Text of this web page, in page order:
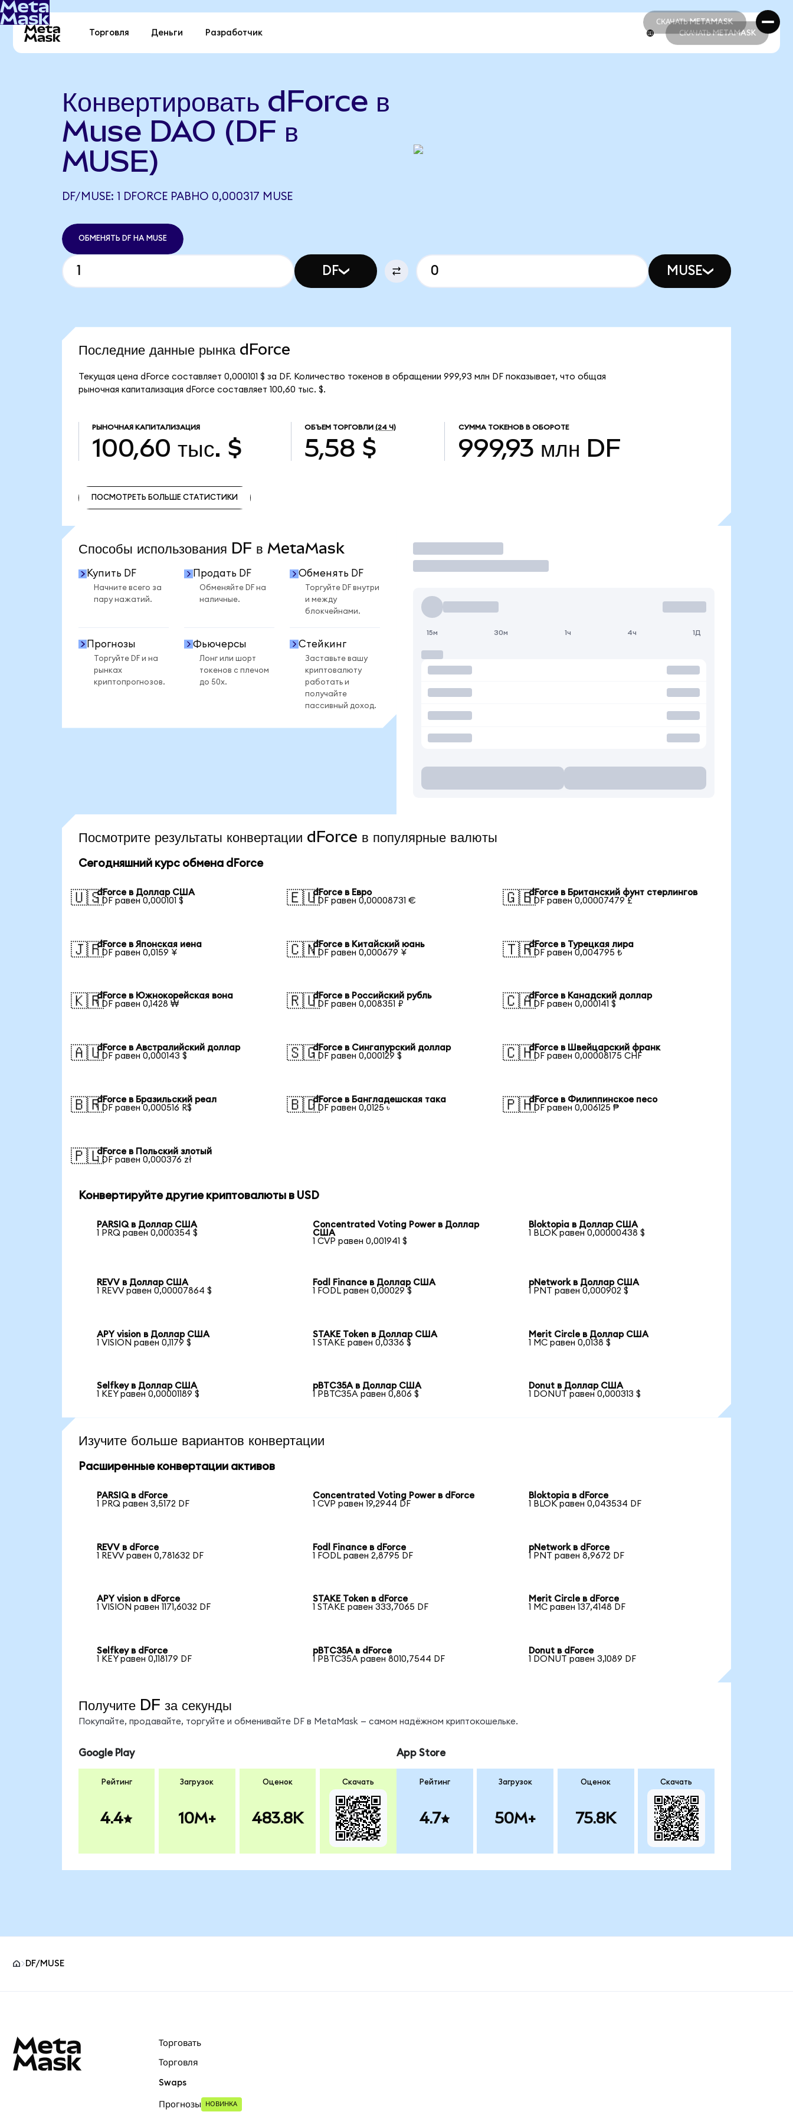
СКАЧАТЬ METAMASK
СКАЧАТЬ METAMASK
Торговля Деньги Разработчик СКАЧАТЬ METAMASK
Конвертировать dForce в
Muse DAO (DF в
MUSE)
DF/MUSE: 1 DFORCE РАВНО 0,000317 MUSE
ОБМЕНЯТЬ DF НА MUSE
DF MUSE
Последние данные рынка dForce
Текущая цена dForce составляет 0,000101 $ за DF. Количество токенов в обращении 999,93 млн DF показывает, что общая
рыночная капитализация dForce составляет 100,60 тыс. $.
РЫНОЧНАЯ КАПИТАЛИЗАЦИЯ
100,60 тыс. $
ОБЪЕМ ТОРГОВЛИ (24 Ч)
5,58 $
СУММА ТОКЕНОВ В ОБОРОТЕ
999,93 млн DF
ПОСМОТРЕТЬ БОЛЬШЕ СТАТИСТИКИ
Способы использования DF в MetaMask
Купить DF
Начните всего за
пару нажатий.
Продать DF
Обменяйте DF на
наличные.
Обменять DF
Торгуйте DF внутри
и между
блокчейнами.
Прогнозы
Торгуйте DF и на
рынках
криптопрогнозов.
Фьючерсы
Лонг или шорт
токенов с плечом
до 50x.
Стейкинг
Заставьте вашу
криптовалюту
работать и
получайте
пассивный доход.
Торговать
15м 30м 1ч 4ч 1Д
Посмотрите результаты конвертации dForce в популярные валюты
Сегодняшний курс обмена dForce
🇺🇸dForce в Доллар США
1 DF равен 0,000101 $
🇪🇺dForce в Евро
1 DF равен 0,00008731 €
🇬🇧dForce в Британский фунт стерлингов
1 DF равен 0,00007479 £
🇯🇵dForce в Японская иена
1 DF равен 0,0159 ¥
🇨🇳dForce в Китайский юань
1 DF равен 0,000679 ¥
🇹🇷dForce в Турецкая лира
1 DF равен 0,004795 ₺
🇰🇷dForce в Южнокорейская вона
1 DF равен 0,1428 ₩
🇷🇺dForce в Российский рубль
1 DF равен 0,008351 ₽
🇨🇦dForce в Канадский доллар
1 DF равен 0,000141 $
🇦🇺dForce в Австралийский доллар
1 DF равен 0,000143 $
🇸🇬dForce в Сингапурский доллар
1 DF равен 0,000129 $
🇨🇭dForce в Швейцарский франк
1 DF равен 0,00008175 CHF
🇧🇷dForce в Бразильский реал
1 DF равен 0,000516 R$
🇧🇩dForce в Бангладешская така
1 DF равен 0,0125 ৳
🇵🇭dForce в Филиппинское песо
1 DF равен 0,006125 ₱
🇵🇱dForce в Польский злотый
1 DF равен 0,000376 zł
Конвертируйте другие криптовалюты в USD
PARSIQ в Доллар США
1 PRQ равен 0,000354 $
Concentrated Voting Power в Доллар
США
1 CVP равен 0,001941 $
Bloktopia в Доллар США
1 BLOK равен 0,00000438 $
REVV в Доллар США
1 REVV равен 0,00007864 $
Fodl Finance в Доллар США
1 FODL равен 0,00029 $
pNetwork в Доллар США
1 PNT равен 0,000902 $
APY vision в Доллар США
1 VISION равен 0,1179 $
STAKE Token в Доллар США
1 STAKE равен 0,0336 $
Merit Circle в Доллар США
1 MC равен 0,0138 $
Selfkey в Доллар США
1 KEY равен 0,00001189 $
pBTC35A в Доллар США
1 PBTC35A равен 0,806 $
Donut в Доллар США
1 DONUT равен 0,000313 $
Изучите больше вариантов конвертации
Расширенные конвертации активов
PARSIQ в dForce
1 PRQ равен 3,5172 DF
Concentrated Voting Power в dForce
1 CVP равен 19,2944 DF
Bloktopia в dForce
1 BLOK равен 0,043534 DF
REVV в dForce
1 REVV равен 0,781632 DF
Fodl Finance в dForce
1 FODL равен 2,8795 DF
pNetwork в dForce
1 PNT равен 8,9672 DF
APY vision в dForce
1 VISION равен 1171,6032 DF
STAKE Token в dForce
1 STAKE равен 333,7065 DF
Merit Circle в dForce
1 MC равен 137,4148 DF
Selfkey в dForce
1 KEY равен 0,118179 DF
pBTC35A в dForce
1 PBTC35A равен 8010,7544 DF
Donut в dForce
1 DONUT равен 3,1089 DF
Получите DF за секунды
Покупайте, продавайте, торгуйте и обменивайте DF в MetaMask — самом надёжном криптокошельке.
Google Play
Рейтинг
4.4
Загрузок
10M+
Оценок
483.8K
Скачать
App Store
Рейтинг
4.7
Загрузок
50M+
Оценок
75.8K
Скачать
DF/MUSE
Торговать
Торговля
Swaps
Прогнозы НОВИНКА